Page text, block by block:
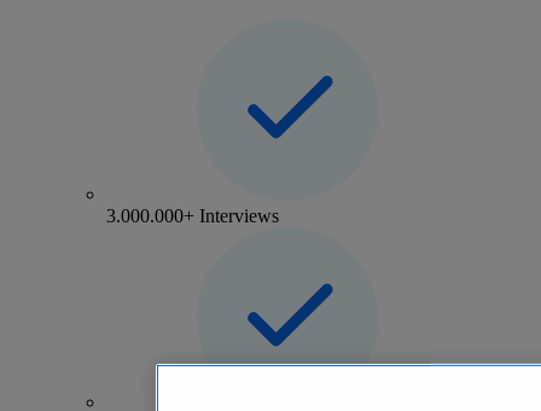
3.000.000+ Interviews